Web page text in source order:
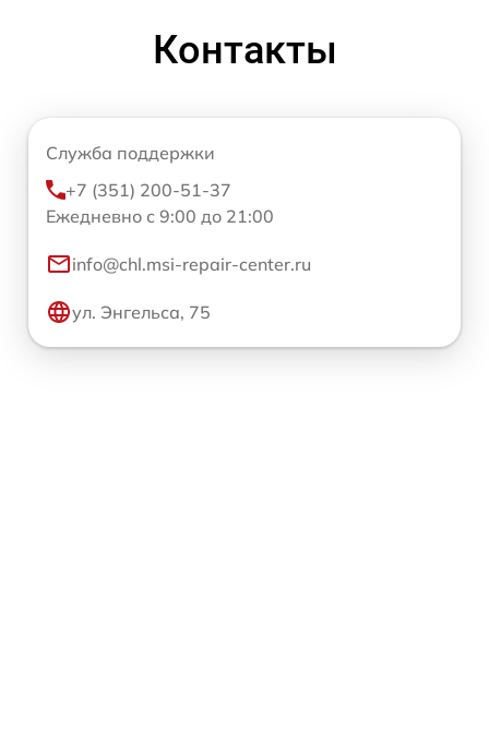
Контакты
Служба поддержки
+7 (351) 200-51-37
Ежедневно с 9:00 до 21:00
info@chl.msi-repair-center.ru
ул. Энгельса, 75